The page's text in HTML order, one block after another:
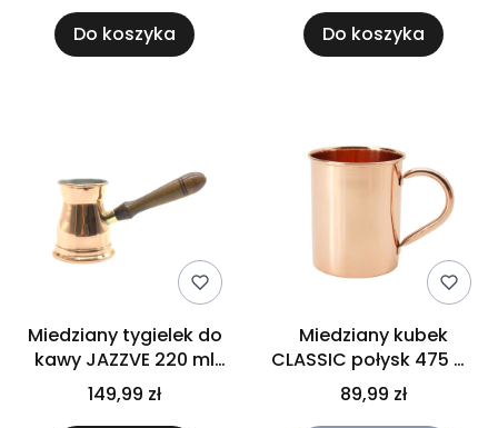
Do koszyka Do koszyka
Miedziany tygielek do
kawy JAZZVE 220 ml
Cu29
149,99 zł
Miedziany kubek
CLASSIC połysk 475 ml
Gisane
89,99 zł